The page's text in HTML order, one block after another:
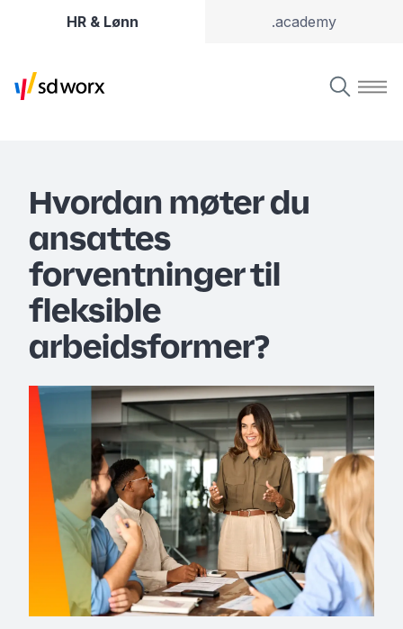
HR & Lønn .academy
Hvordan møter du
ansattes
forventninger til
fleksible
arbeidsformer?